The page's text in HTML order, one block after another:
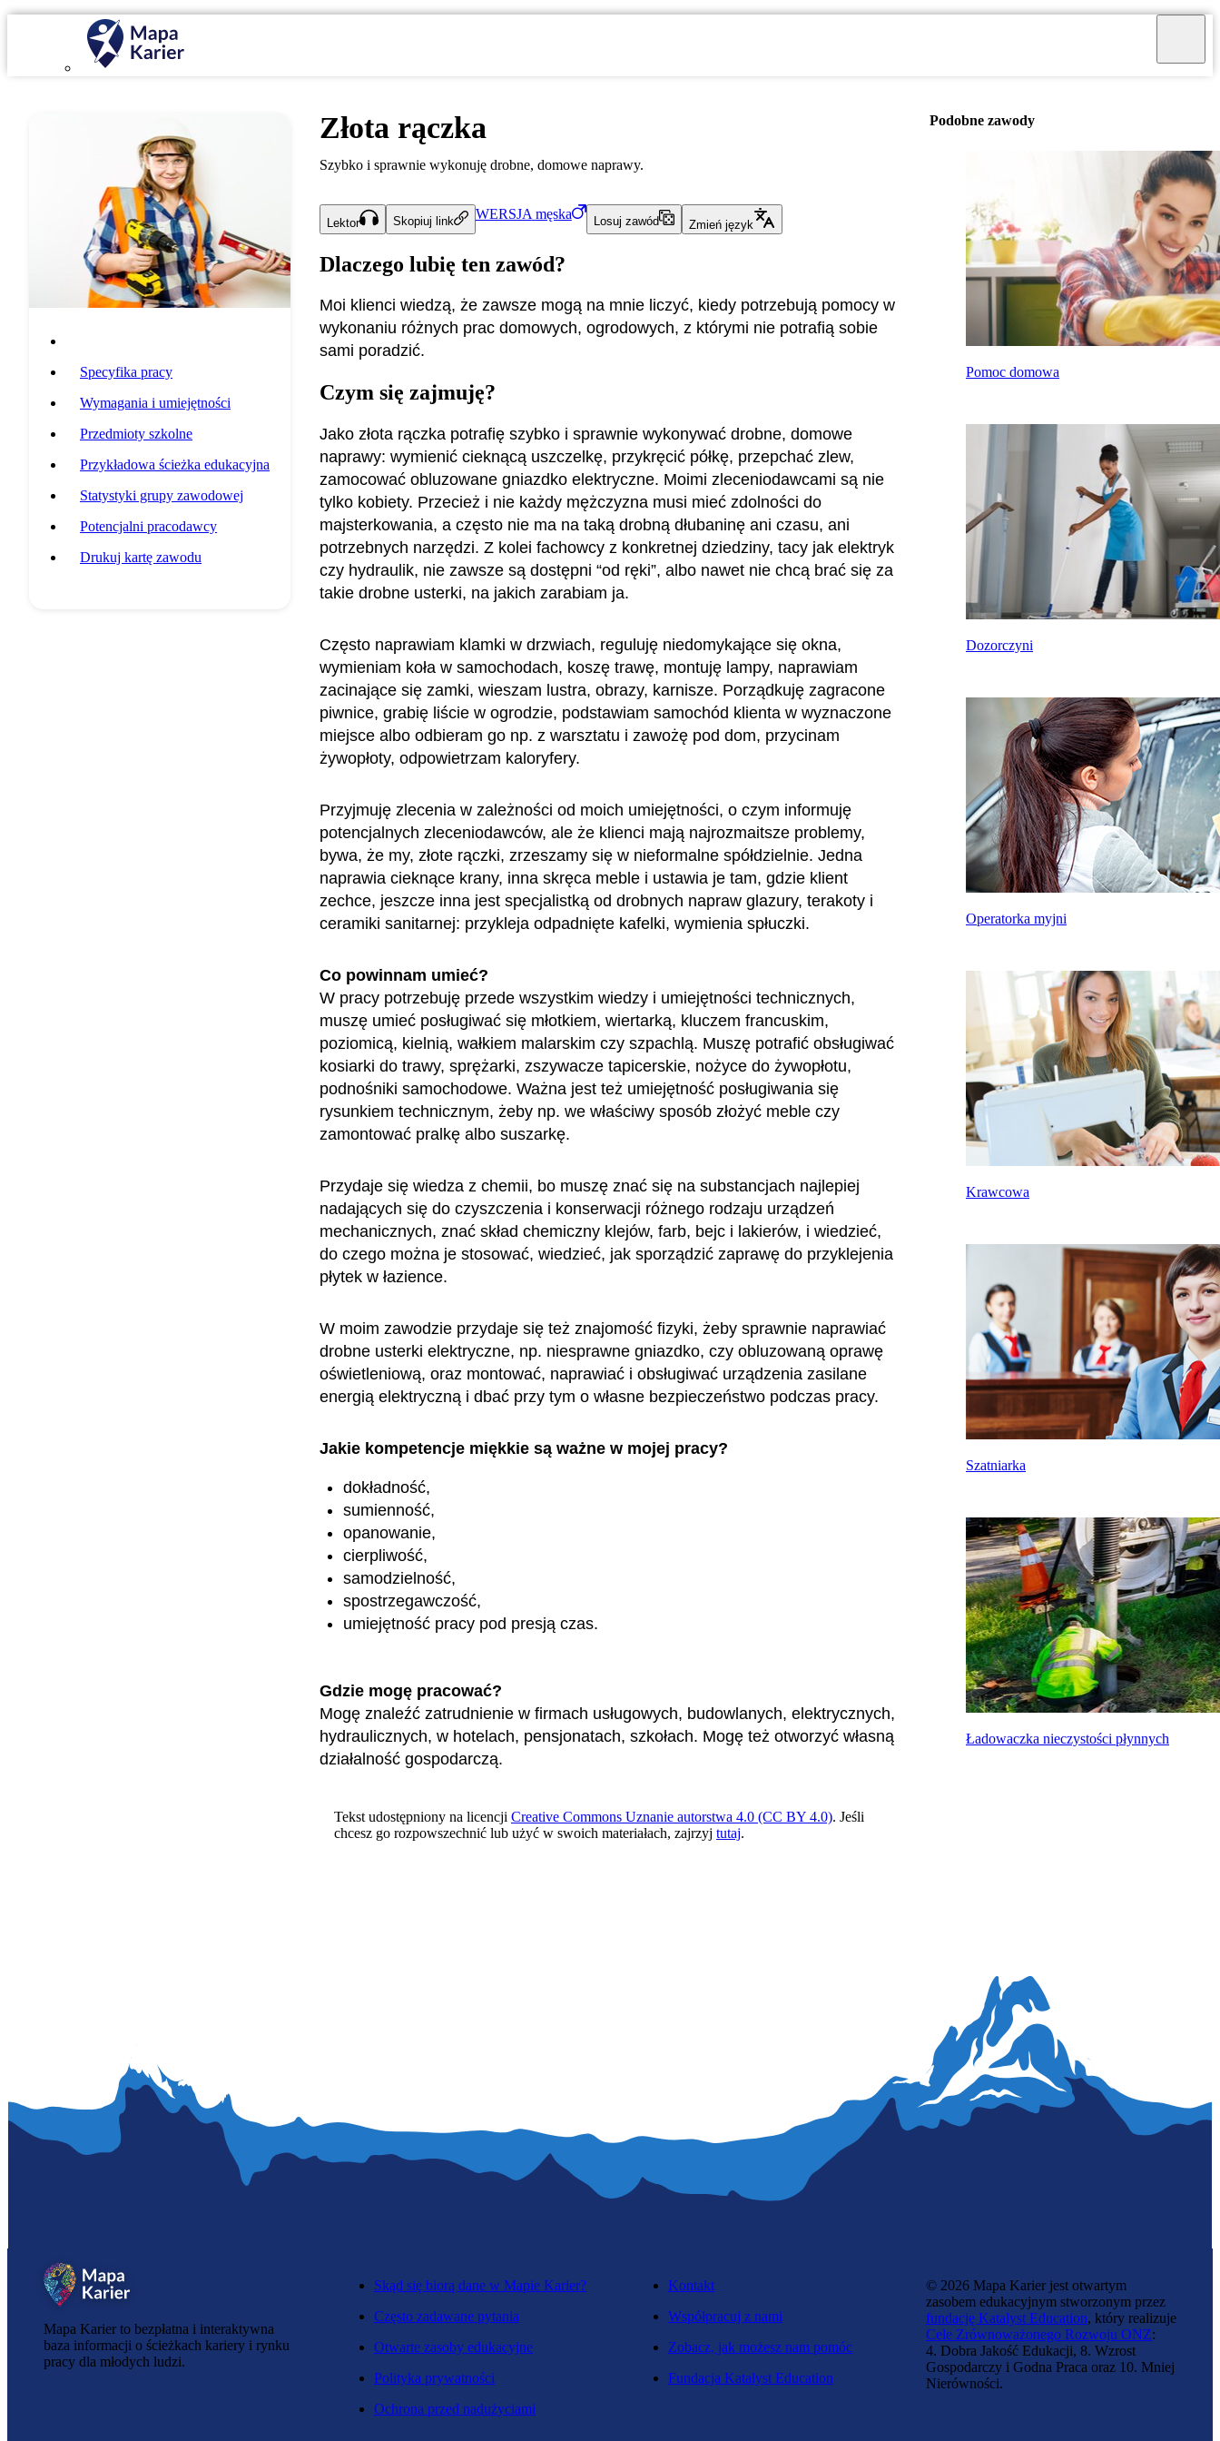
Specyfika pracy
Wymagania i umiejętności
Przedmioty szkolne
Przykładowa ścieżka edukacyjna
Statystyki grupy zawodowej
Potencjalni pracodawcy
Drukuj kartę zawodu
Złota rączka
Szybko i sprawnie wykonuję drobne, domowe naprawy.
Lektor Skopiuj link WERSJA męska
Losuj zawód Zmień język
Dlaczego lubię ten zawód?
Moi klienci wiedzą, że zawsze mogą na mnie liczyć, kiedy potrzebują pomocy w
wykonaniu różnych prac domowych, ogrodowych, z którymi nie potrafią sobie
sami poradzić.
Czym się zajmuję?
Jako złota rączka potrafię szybko i sprawnie wykonywać drobne, domowe
naprawy: wymienić cieknącą uszczelkę, przykręcić półkę, przepchać zlew,
zamocować obluzowane gniazdko elektryczne. Moimi zleceniodawcami są nie
tylko kobiety. Przecież i nie każdy mężczyzna musi mieć zdolności do
majsterkowania, a często nie ma na taką drobną dłubaninę ani czasu, ani
potrzebnych narzędzi. Z kolei fachowcy z konkretnej dziedziny, tacy jak elektryk
czy hydraulik, nie zawsze są dostępni “od ręki”, albo nawet nie chcą brać się za
takie drobne usterki, na jakich zarabiam ja.
Często naprawiam klamki w drzwiach, reguluję niedomykające się okna,
wymieniam koła w samochodach, koszę trawę, montuję lampy, naprawiam
zacinające się zamki, wieszam lustra, obrazy, karnisze. Porządkuję zagracone
piwnice, grabię liście w ogrodzie, podstawiam samochód klienta w wyznaczone
miejsce albo odbieram go np. z warsztatu i zawożę pod dom, przycinam
żywopłoty, odpowietrzam kaloryfery.
Przyjmuję zlecenia w zależności od moich umiejętności, o czym informuję
potencjalnych zleceniodawców, ale że klienci mają najrozmaitsze problemy,
bywa, że my, złote rączki, zrzeszamy się w nieformalne spółdzielnie. Jedna
naprawia cieknące krany, inna skręca meble i ustawia je tam, gdzie klient
zechce, jeszcze inna jest specjalistką od drobnych napraw glazury, terakoty i
ceramiki sanitarnej: przykleja odpadnięte kafelki, wymienia spłuczki.
Co powinnam umieć?
W pracy potrzebuję przede wszystkim wiedzy i umiejętności technicznych,
muszę umieć posługiwać się młotkiem, wiertarką, kluczem francuskim,
poziomicą, kielnią, wałkiem malarskim czy szpachlą. Muszę potrafić obsługiwać
kosiarki do trawy, sprężarki, zszywacze tapicerskie, nożyce do żywopłotu,
podnośniki samochodowe. Ważna jest też umiejętność posługiwania się
rysunkiem technicznym, żeby np. we właściwy sposób złożyć meble czy
zamontować pralkę albo suszarkę.
Przydaje się wiedza z chemii, bo muszę znać się na substancjach najlepiej
nadających się do czyszczenia i konserwacji różnego rodzaju urządzeń
mechanicznych, znać skład chemiczny klejów, farb, bejc i lakierów, i wiedzieć,
do czego można je stosować, wiedzieć, jak sporządzić zaprawę do przyklejenia
płytek w łazience.
W moim zawodzie przydaje się też znajomość fizyki, żeby sprawnie naprawiać
drobne usterki elektryczne, np. niesprawne gniazdko, czy obluzowaną oprawę
oświetleniową, oraz montować, naprawiać i obsługiwać urządzenia zasilane
energią elektryczną i dbać przy tym o własne bezpieczeństwo podczas pracy.
Jakie kompetencje miękkie są ważne w mojej pracy?
dokładność,
sumienność,
opanowanie,
cierpliwość,
samodzielność,
spostrzegawczość,
umiejętność pracy pod presją czas.
Gdzie mogę pracować?
Mogę znaleźć zatrudnienie w firmach usługowych, budowlanych, elektrycznych,
hydraulicznych, w hotelach, pensjonatach, szkołach. Mogę też otworzyć własną
działalność gospodarczą.
Tekst udostępniony na licencji Creative Commons Uznanie autorstwa 4.0 (CC BY 4.0). Jeśli
chcesz go rozpowszechnić lub użyć w swoich materiałach, zajrzyj tutaj.
Podobne zawody
Pomoc domowa
Dozorczyni
Operatorka myjni
Krawcowa
Szatniarka
Ładowaczka nieczystości płynnych
Mapa Karier to bezpłatna i interaktywna
baza informacji o ścieżkach kariery i rynku
pracy dla młodych ludzi.
Skąd się biorą dane w Mapie Karier?
Często zadawane pytania
Otwarte zasoby edukacyjne
Polityka prywatności
Ochrona przed nadużyciami
Kontakt
Współpracuj z nami
Zobacz, jak możesz nam pomóc
Fundacja Katalyst Education
© 2026 Mapa Karier jest otwartym
zasobem edukacyjnym stworzonym przez
fundację Katalyst Education, który realizuje
Cele Zrównoważonego Rozwoju ONZ:
4. Dobra Jakość Edukacji, 8. Wzrost
Gospodarczy i Godna Praca oraz 10. Mniej
Nierówności.